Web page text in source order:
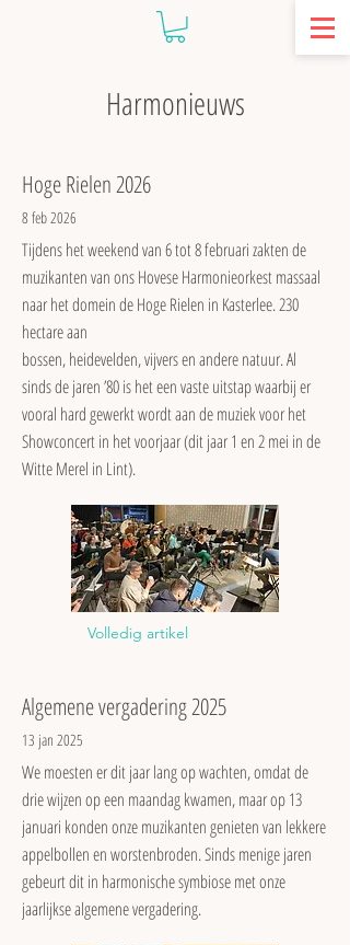
Harmonieuws
Hoge Rielen 2026
8 feb 2026
Tijdens het weekend van 6 tot 8 februari zakten de
muzikanten van ons Hovese Harmonieorkest massaal
naar het domein de Hoge Rielen in Kasterlee. 230
hectare aan
bossen, heidevelden, vijvers en andere natuur. Al
sinds de jaren ’80 is het een vaste uitstap waarbij er
vooral hard gewerkt wordt aan de muziek voor het
Showconcert in het voorjaar (dit jaar 1 en 2 mei in de
Witte Merel in Lint).
Volledig artikel
Algemene vergadering 2025
13 jan 2025
We moesten er dit jaar lang op wachten, omdat de
drie wijzen op een maandag kwamen, maar op 13
januari konden onze muzikanten genieten van lekkere
appelbollen en worstenbroden. Sinds menige jaren
gebeurt dit in harmonische symbiose met onze
jaarlijkse algemene vergadering.